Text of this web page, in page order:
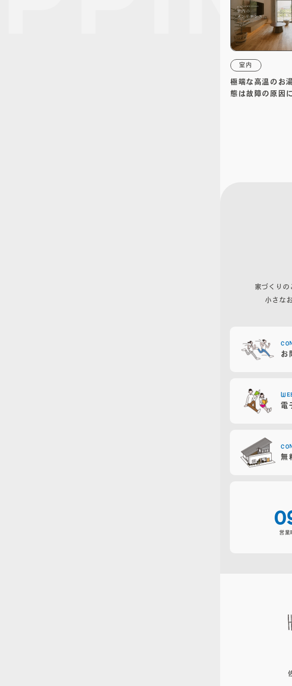
室内
極端な高温のお
態は故障の原因
家づくり
小さな
お
電
無
営